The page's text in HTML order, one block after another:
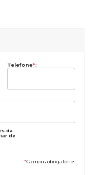
Telefone*:
da
de
*Campos obrigatórios